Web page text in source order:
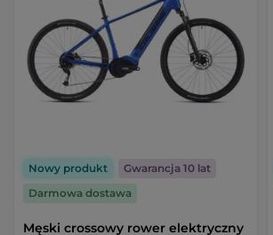
Męski crossowy rower elektryczny
Nowy produkt
Gwarancja 10 lat
Darmowa dostawa